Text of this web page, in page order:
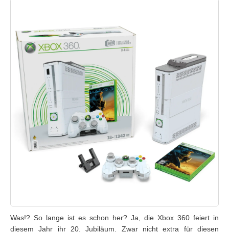
Was!? So lange ist es schon her? Ja, die Xbox 360 feiert in
diesem Jahr ihr 20. Jubiläum. Zwar nicht extra für diesen